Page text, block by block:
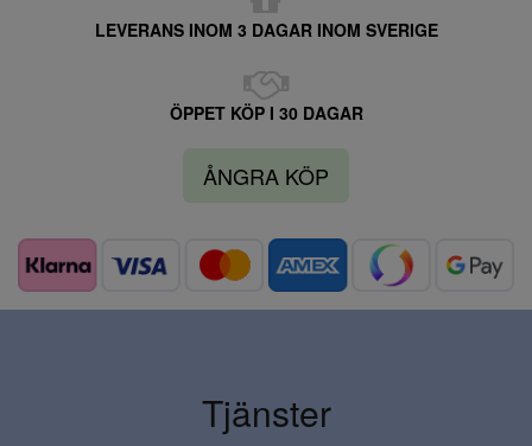
LEVERANS INOM 3 DAGAR INOM SVERIGE
ÖPPET KÖP I 30 DAGAR
ÅNGRA KÖP
Tjänster